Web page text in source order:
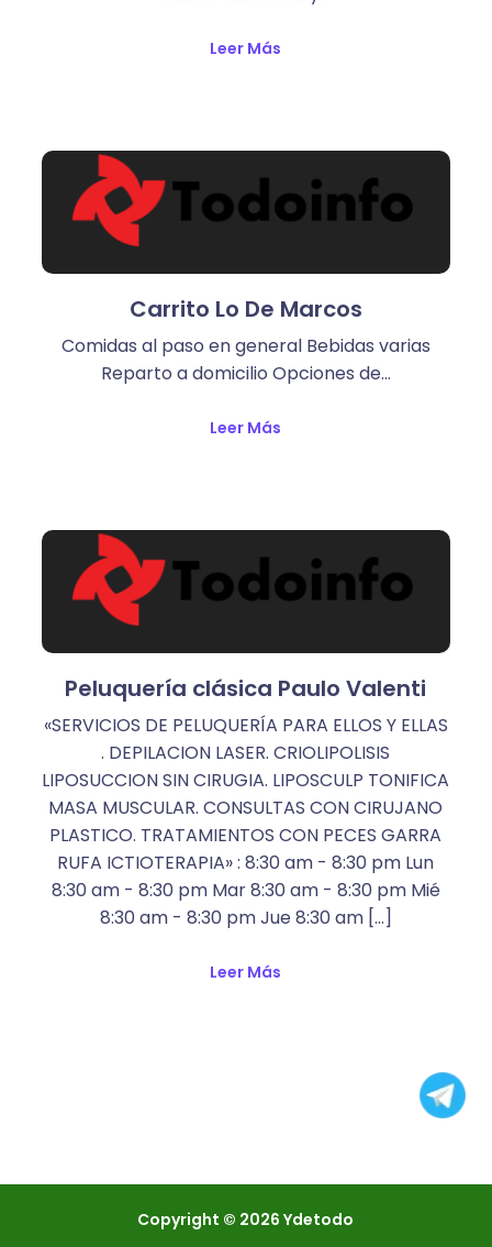
Leer Más
Carrito Lo De Marcos
Comidas al paso en general Bebidas varias
Reparto a domicilio Opciones de…
Leer Más
Peluquería clásica Paulo Valenti
«SERVICIOS DE PELUQUERÍA PARA ELLOS Y ELLAS
. DEPILACION LASER. CRIOLIPOLISIS
LIPOSUCCION SIN CIRUGIA. LIPOSCULP TONIFICA
MASA MUSCULAR. CONSULTAS CON CIRUJANO
PLASTICO. TRATAMIENTOS CON PECES GARRA
RUFA ICTIOTERAPIA» : 8:30 am - 8:30 pm Lun
8:30 am - 8:30 pm Mar 8:30 am - 8:30 pm Mié
8:30 am - 8:30 pm Jue 8:30 am [...]
Leer Más
Copyright © 2026 Ydetodo